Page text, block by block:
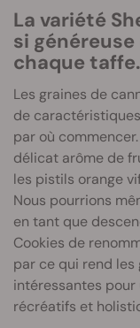
La variété
si
chaque taffe.
Les graines de
de
par où
délicat arôme de
les pistils orange
Nous pourrions
en tant que
Cookies de
par ce qui rend les
intéressantes
récréatifs et